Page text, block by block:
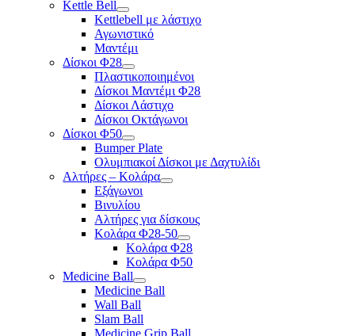
Kettle Bell
Kettlebell με λάστιχο
Αγωνιστικό
Μαντέμι
Δίσκοι Φ28
Πλαστικοποιημένοι
Δίσκοι Μαντέμι Φ28
Δίσκοι Λάστιχο
Δίσκοι Οκτάγωνοι
Δίσκοι Φ50
Bumper Plate
Ολυμπιακοί Δίσκοι με Δαχτυλίδι
Αλτήρες – Κολάρα
Εξάγωνοι
Βινυλίου
Αλτήρες για δίσκους
Κολάρα Φ28-50
Κολάρα Φ28
Κολάρα Φ50
Medicine Ball
Medicine Ball
Wall Ball
Slam Ball
Medicine Grip Ball